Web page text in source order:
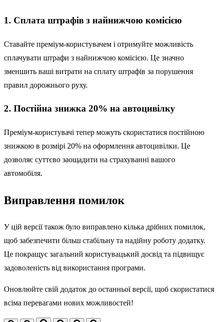
1. Сплата штрафів з найнижчою комісією
Ставайте преміум-користувачем і отримуйте можливість
сплачувати штрафи з найнижчою комісією. Це значно
зменшить ваші витрати на сплату штрафів за порушення
правил дорожнього руху.
2. Постійна знижка 20% на автоцивілку
Преміум-користувачі тепер можуть скористатися постійною
знижкою в розмірі 20% на оформлення автоцивілки. Це
дозволяє суттєво заощадити на страхуванні вашого
автомобіля.
Виправлення помилок
У цій версії також було виправлено кілька дрібних помилок,
щоб забезпечити більш стабільну та надійну роботу додатку.
Це покращує загальний користувацький досвід та підвищує
задоволеність від використання програми.
Оновлюйте свій додаток до останньої версії, щоб скористатися
всіма перевагами нових можливостей!